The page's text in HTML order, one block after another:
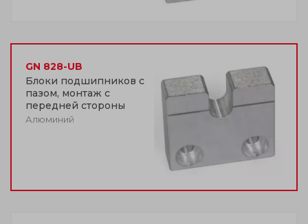
GN 828-UB
Блоки подшипников с
пазом, монтаж с
передней стороны
Алюминий